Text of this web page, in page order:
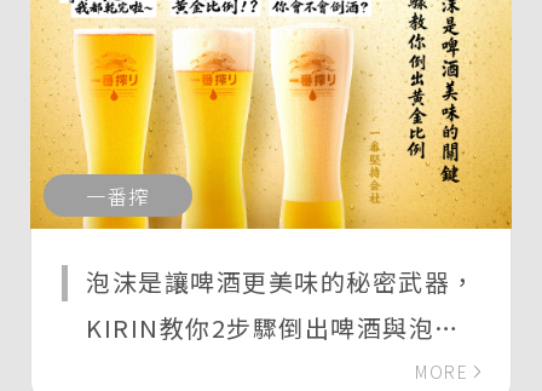
一番搾
泡沫是讓啤酒更美味的秘密武器，
KIRIN教你2步驟倒出啤酒與泡沫
MORE